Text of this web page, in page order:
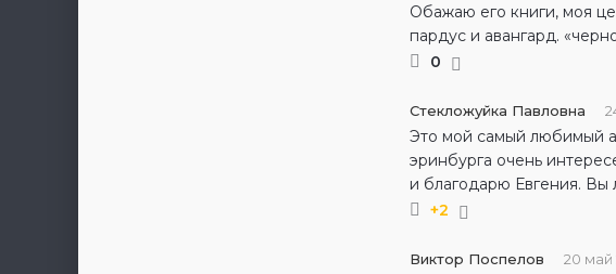
Обажаю его книги, моя
пардус и авангард.
0
Стекложуйка Павловна
Это мой самый любимый
эринбурга очень
и благодарю Евгения. Вы
+2
Виктор Поспелов 20 май